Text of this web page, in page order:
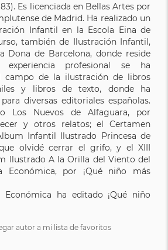
Es licenciada en Bellas Artes por
de Madrid. Ha realizado un
Infantil en la Escola Eina de
también de Ilustración Infantil,
Dona de Barcelona, donde reside
experiencia profesional se ha
campo de la ilustración de libros
y libros de texto, donde ha
diversas editoriales españolas.
Los Nuevos de Alfaguara, por
y otros relatos; el Certamen
Infantil Ilustrado Princesa de
olvidé cerrar el grifo, y el XIII
Ilustrado A la Orilla del Viento del
Económica, por ¡Qué niño más
ha editado ¡Qué niño
autor a mi lista de favoritos